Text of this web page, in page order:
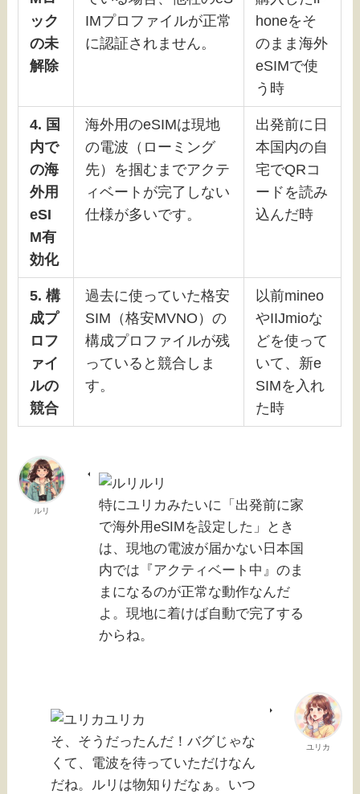
ック
の未
解除
IMプロファイルが正常
に認証されません。
honeをそ
のまま海外
eSIMで使
う時
4. 国
内で
の海
外用
eSI
M有
効化
海外用のeSIMは現地
の電波（ローミング
先）を掴むまでアクテ
ィベートが完了しない
仕様が多いです。
出発前に日
本国内の自
宅でQRコ
ードを読み
込んだ時
5. 構
成プ
ロフ
ァイ
ルの
競合
過去に使っていた格安
SIM（格安MVNO）の
構成プロファイルが残
っていると競合しま
す。
以前mineo
やIIJmioな
どを使って
いて、新e
SIMを入れ
た時
ルリ
ルリ
特にユリカみたいに「出発前に家
で海外用eSIMを設定した」とき
は、現地の電波が届かない日本国
内では『アクティベート中』のま
まになるのが正常な動作なんだ
よ。現地に着けば自動で完了する
からね。
ユリカ
ユリカ
そ、そうだったんだ！バグじゃな
くて、電波を待っていただけなん
だね。ルリは物知りだなぁ。いつ